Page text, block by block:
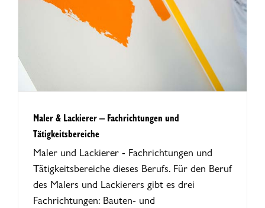
Maler & Lackierer – Fachrichtungen und
Tätigkeitsbereiche
Maler und Lackierer - Fachrichtungen und
Tätigkeitsbereiche dieses Berufs. Für den Beruf
des Malers und Lackierers gibt es drei
Fachrichtungen: Bauten- und